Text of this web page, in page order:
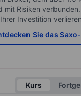
Risiken
Investition
Sie das
Kurs